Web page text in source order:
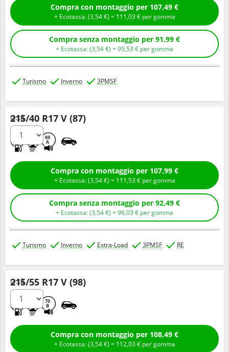
Compra con montaggio per 107,49 €
+ Ecotassa: (3,54€ ) = 111,03€ per gomma
Compra senza montaggio per 91,99 €
+ Ecotassa: (3,54€ ) =95,53 € per gomma
Turismo Inverno 3PMSF
215/40 R17 V (87)
69
A
Q.tà
Compra con montaggio per 107,99 €
+ Ecotassa: (3,54€ ) = 111,53€ per gomma
Compra senza montaggio per 92,49 €
+ Ecotassa: (3,54€ ) =96,03 € per gomma
Turismo Inverno Extra-Load 3PMSF RE
215/55 R17 V (98)
70
B
Q.tà
Compra con montaggio per 108,49 €
+ Ecotassa: (3,54€ ) = 112,03€ per gomma